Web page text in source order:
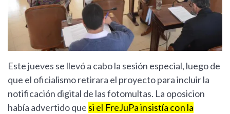
Este jueves se llevó a cabo la sesión especial, luego de
que el oficialismo retirara el proyecto para incluir la
notificación digital de las fotomultas. La oposicion
había advertido que si el FreJuPa insistía con la